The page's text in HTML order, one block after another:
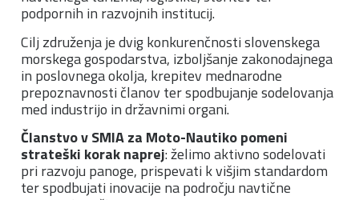
podpornih in razvojnih institucij.
Cilj združenja je dvig konkurenčnosti slovenskega
morskega gospodarstva, izboljšanje zakonodajnega
in poslovnega okolja, krepitev mednarodne
prepoznavnosti članov ter spodbujanje sodelovanja
med industrijo in državnimi organi.
Članstvo v SMIA za Moto-Nautiko pomeni
strateški korak naprej: želimo aktivno sodelovati
pri razvoju panoge, prispevati k višjim standardom
ter spodbujati inovacije na področju navtične